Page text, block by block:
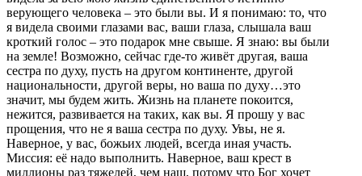
верующего человека – это были вы. И я понимаю: то, что
я видела своими глазами вас, ваши глаза, слышала ваш
кроткий голос – это подарок мне свыше. Я знаю: вы были
на земле! Возможно, сейчас где-то живёт другая, ваша
сестра по духу, пусть на другом континенте, другой
национальности, другой веры, но ваша по духу…это
значит, мы будем жить. Жизнь на планете покоится,
нежится, развивается на таких, как вы. Я прошу у вас
прощения, что не я ваша сестра по духу. Увы, не я.
Наверное, у вас, божьих людей, всегда иная участь.
Миссия: её надо выполнить. Наверное, ваш крест в
миллионы раз тяжелей, чем наш, потому что Бог хочет